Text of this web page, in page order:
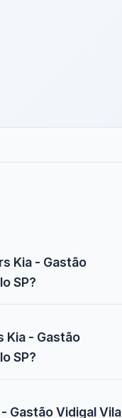
Kia - Gastão
SP?
Kia - Gastão
SP?
Gastão Vidigal Vila